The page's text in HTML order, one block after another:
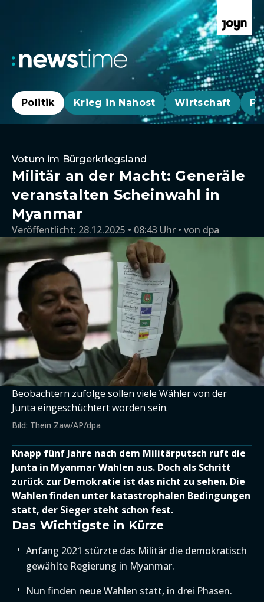
Politik Krieg in Nahost Wirtschaft
Votum im Bürgerkriegsland
Militär an der Macht: Generäle
veranstalten Scheinwahl in
Myanmar
Veröffentlicht: 28.12.2025 • 08:43 Uhr von dpa
Beobachtern zufolge sollen viele Wähler von der
Junta eingeschüchtert worden sein.
Bild: Thein Zaw/AP/dpa
Knapp fünf Jahre nach dem Militärputsch ruft die
Junta in Myanmar Wahlen aus. Doch als Schritt
zurück zur Demokratie ist das nicht zu sehen. Die
Wahlen finden unter katastrophalen Bedingungen
statt, der Sieger steht schon fest.
Das Wichtigste in Kürze
Anfang 2021 stürzte das Militär die demokratisch
gewählte Regierung in Myanmar.
Nun finden neue Wahlen statt, in drei Phasen.